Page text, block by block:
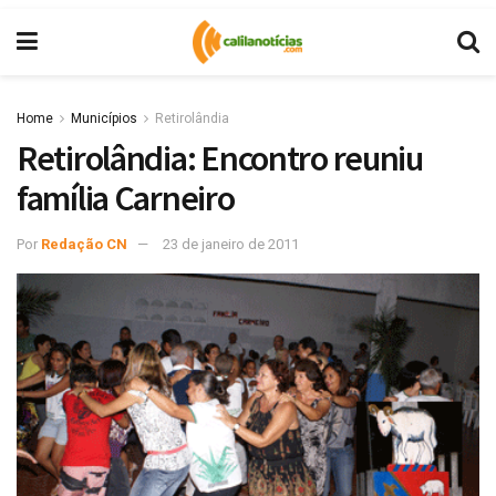
Home Municípios Retirolândia
Retirolândia: Encontro reuniu
família Carneiro
Por Redação CN 23 de janeiro de 2011